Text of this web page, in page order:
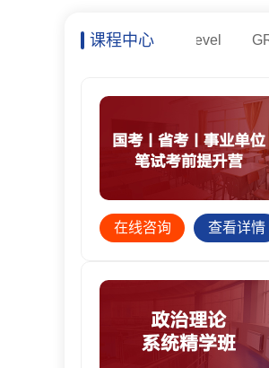
课程中心
考研 A-level
在线咨询 查看详情